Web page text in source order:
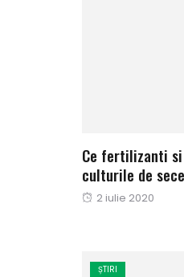
Ce fertilizanti
culturile de
Publicat
2 iulie 2020
ȘTIRI